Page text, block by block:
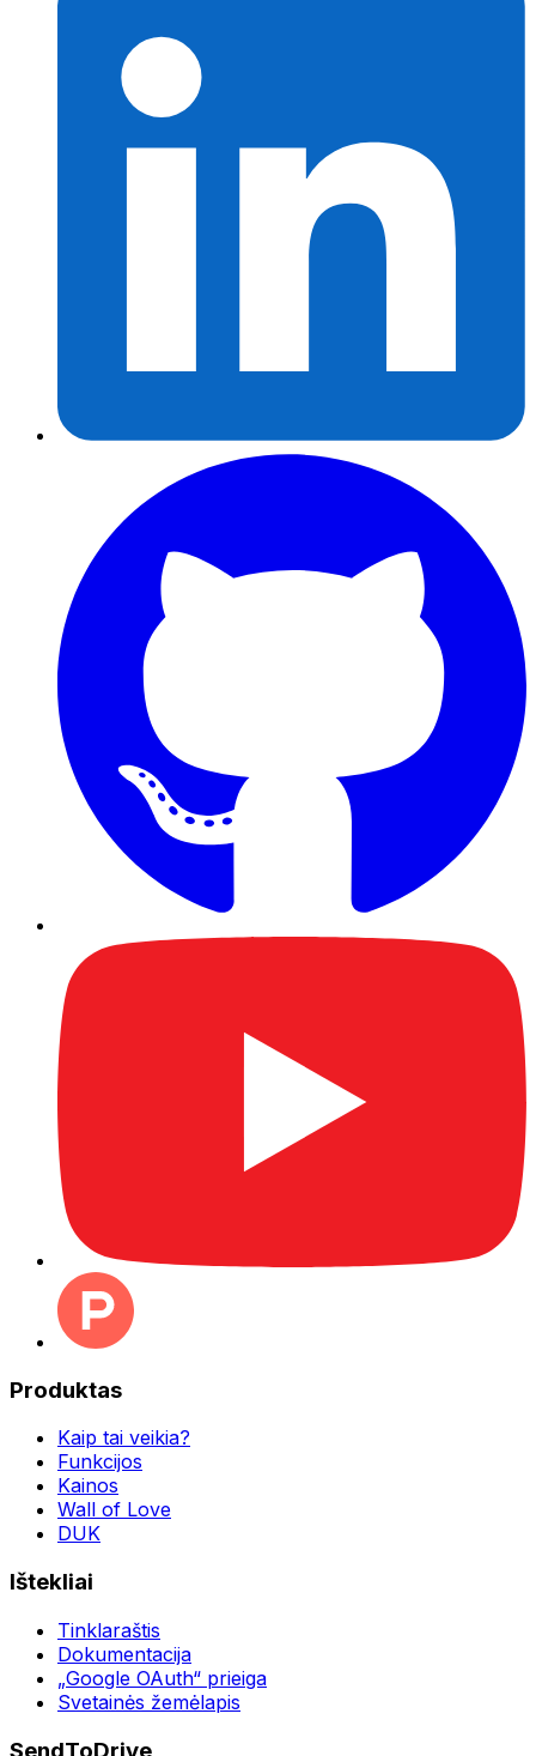
Produktas
Kaip tai veikia?
Funkcijos
Kainos
Wall of Love
DUK
Ištekliai
Tinklaraštis
Dokumentacija
„Google OAuth“ prieiga
Svetainės žemėlapis
SendToDrive